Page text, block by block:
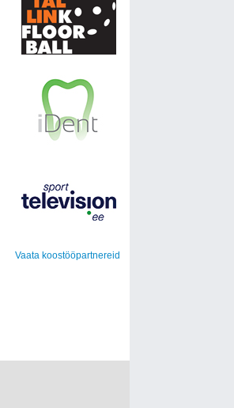
Vaata koostööpartnereid